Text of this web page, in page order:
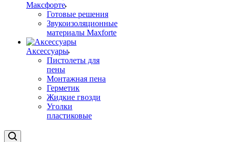
Максфорте
Готовые решения
Звукоизоляционные
материалы Maxforte
Аксессуары
Пистолеты для
пены
Монтажная пена
Герметик
Жидкие гвозди
Уголки
пластиковые